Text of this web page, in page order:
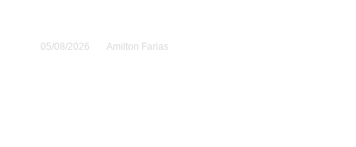
05/08/2026 Amilton Farias